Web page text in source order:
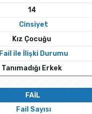
14
Cinsiyet
Kız Çocuğu
Fail ile İlişki Durumu
Tanımadığı Erkek
FAİL
Fail Sayısı